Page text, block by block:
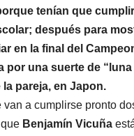
tenían que
después para
en la final del
por una suerte de “luna
pareja, en Japon.
van a cumplirse pronto
Benjamín Vicuña